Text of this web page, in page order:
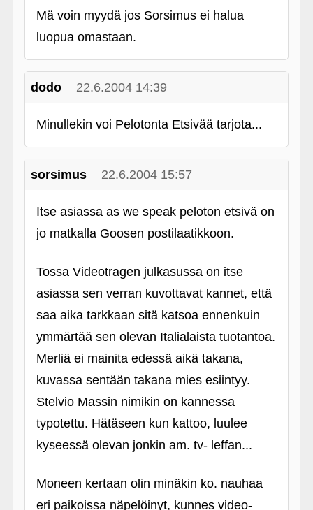
Mä voin myydä jos Sorsimus ei halua
luopua omastaan.
dodo 22.6.2004 14:39
Minullekin voi Pelotonta Etsivää tarjota...
sorsimus 22.6.2004 15:57
Itse asiassa as we speak peloton etsivä on
jo matkalla Goosen postilaatikkoon.
Tossa Videotragen julkasussa on itse
asiassa sen verran kuvottavat kannet, että
saa aika tarkkaan sitä katsoa ennenkuin
ymmärtää sen olevan Italialaista tuotantoa.
Merliä ei mainita edessä aikä takana,
kuvassa sentään takana mies esiintyy.
Stelvio Massin nimikin on kannessa
typotettu. Hätäseen kun kattoo, luulee
kyseessä olevan jonkin am. tv- leffan...
Moneen kertaan olin minäkin ko. nauhaa
eri paikoissa näpelöinyt, kunnes video-